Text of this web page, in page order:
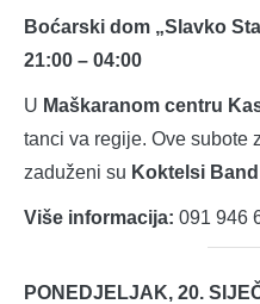
Boćarski dom „Slavko
21:00 – 04:00
U Maškaranom centru
tanci va regije. Ove subote
zaduženi su Koktelsi
Više informacija: 091 946
PONEDJELJAK, 20.